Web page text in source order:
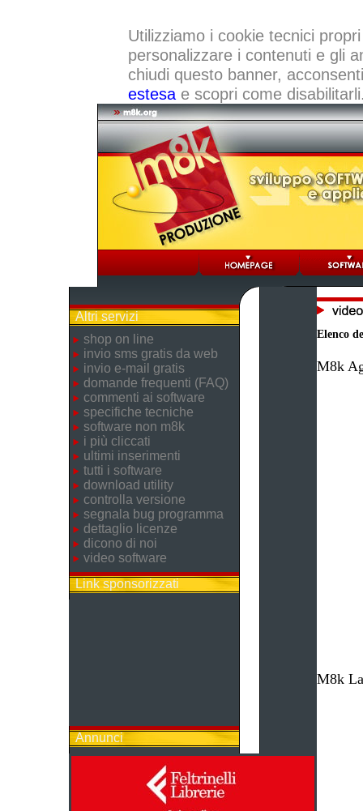
Utilizziamo i cookie tecnici
personalizzare i contenuti e gli
chiudi questo banner,
estesae scopri come
Altri servizi
shop on line
invio sms gratis da web
invio e-mail gratis
domande frequenti (FAQ)
commenti ai software
specifiche tecniche
software non m8k
i più cliccati
ultimi inserimenti
tutti i software
download utility
controlla versione
segnala bug programma
dettaglio licenze
dicono di noi
video software
Link sponsorizzati
Annunci
Elenco
M8k
M8k